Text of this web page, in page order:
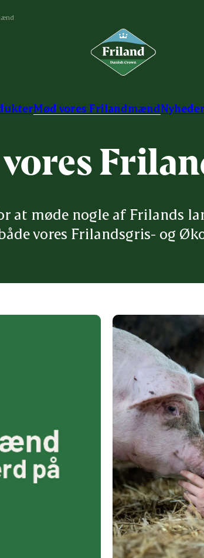
Mød vores FrilandmændNyheder
at møde nogle af Frilands
vores Frilandsgris- og